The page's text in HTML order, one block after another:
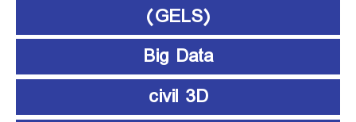
(GELS)
Big Data
civil 3D